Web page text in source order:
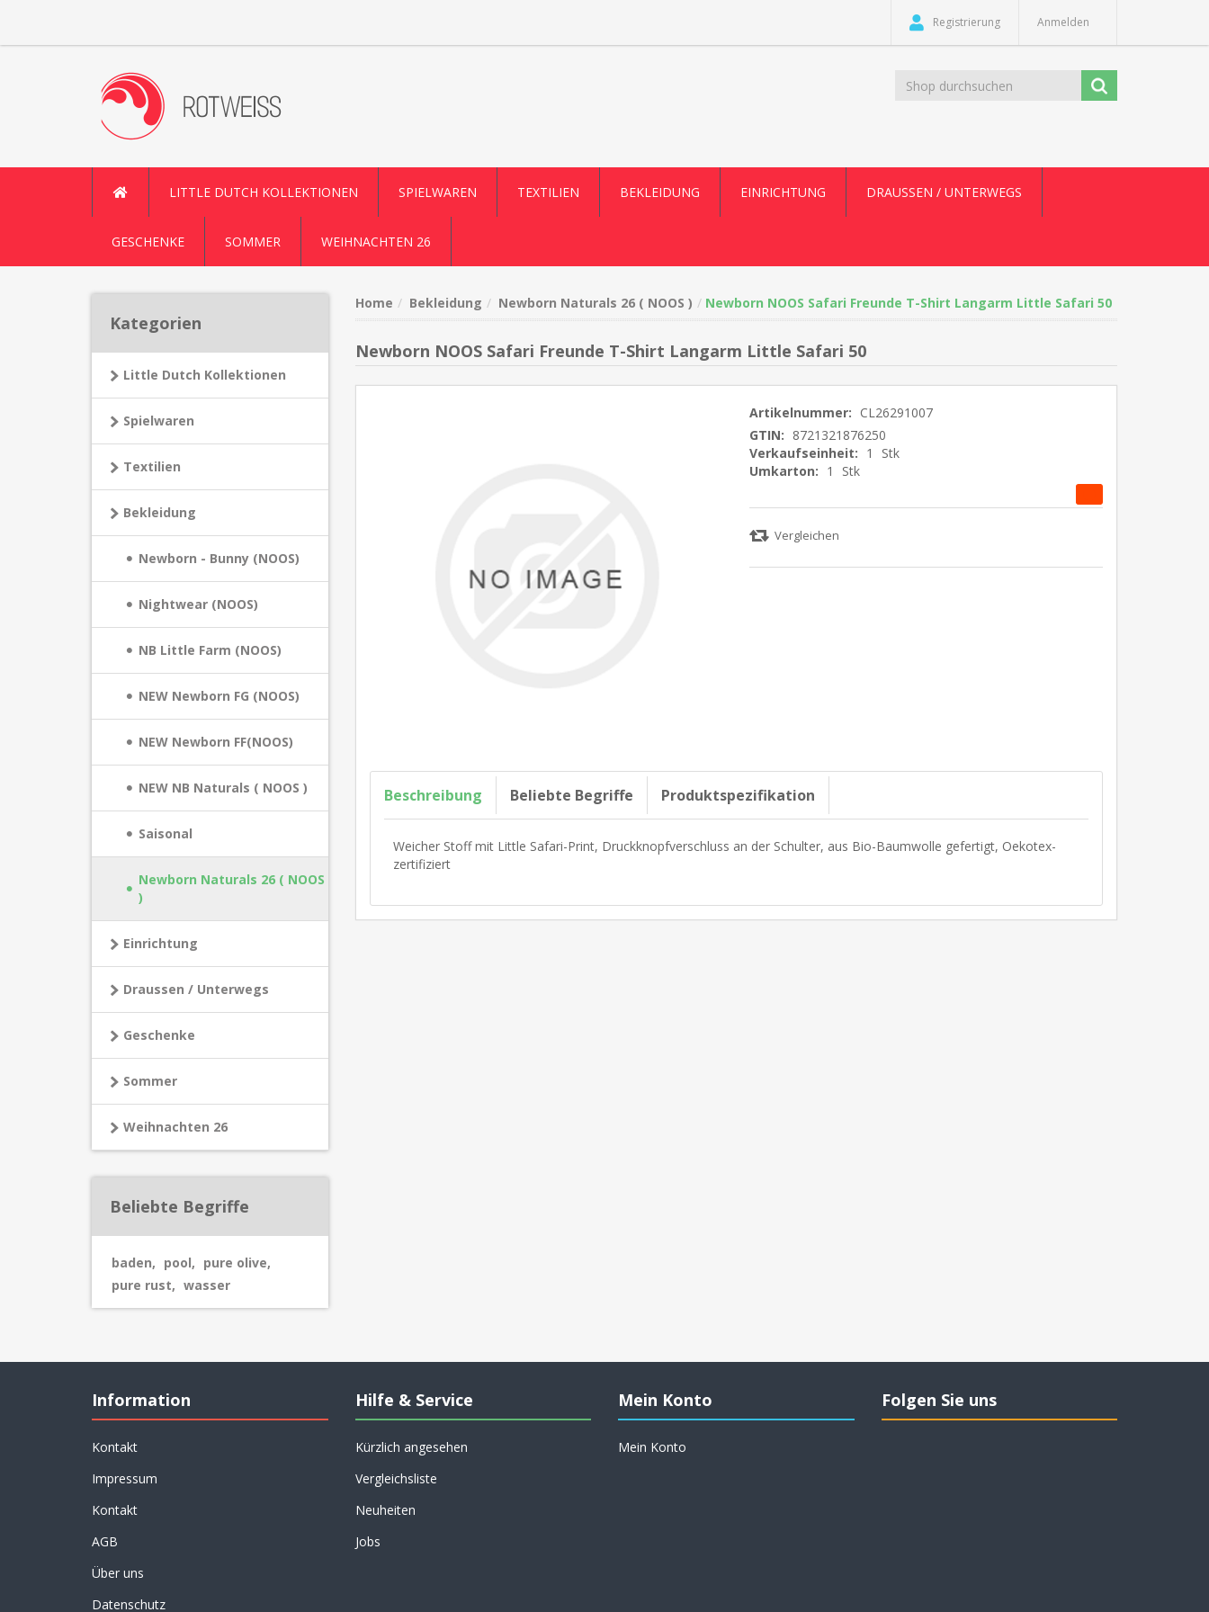
Registrierung Anmelden
LITTLE DUTCH KOLLEKTIONEN SPIELWAREN TEXTILIEN BEKLEIDUNG EINRICHTUNG DRAUSSEN / UNTERWEGS
GESCHENKE SOMMER WEIHNACHTEN 26
Kategorien
Little Dutch Kollektionen
Spielwaren
Textilien
Bekleidung
Newborn - Bunny (NOOS)
Nightwear (NOOS)
NB Little Farm (NOOS)
NEW Newborn FG (NOOS)
NEW Newborn FF(NOOS)
NEW NB Naturals ( NOOS )
Saisonal
Newborn Naturals 26 ( NOOS
)
Einrichtung
Draussen / Unterwegs
Geschenke
Sommer
Weihnachten 26
Beliebte Begriffe
baden, pool, pure olive,
pure rust, wasser
Home Bekleidung Newborn Naturals 26 ( NOOS ) Newborn NOOS Safari Freunde T-Shirt Langarm Little Safari 50
Newborn NOOS Safari Freunde T-Shirt Langarm Little Safari 50
Artikelnummer: CL26291007
GTIN: 8721321876250
Verkaufseinheit: 1
Stk
Umkarton: 1 Stk
Beschreibung Beliebte Begriffe Produktspezifikation
Weicher Stoff mit Little Safari-Print, Druckknopfverschluss an der Schulter, aus Bio-Baumwolle gefertigt, Oekotex-
zertifiziert
Information
Kontakt
Impressum
Kontakt
AGB
Über uns
Datenschutz
Hilfe & Service
Kürzlich angesehen
Vergleichsliste
Neuheiten
Jobs
Mein Konto
Mein Konto
Folgen Sie uns